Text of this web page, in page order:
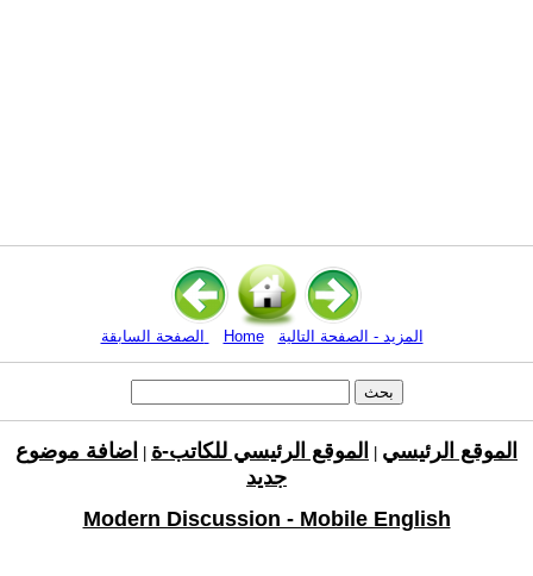
Home المزيد - الصفحة التالية
الموقع الرئيسي الموقع الرئيسي للكاتب-ة
اضافة موضوع
جديد
Modern Discussion - Mobile English